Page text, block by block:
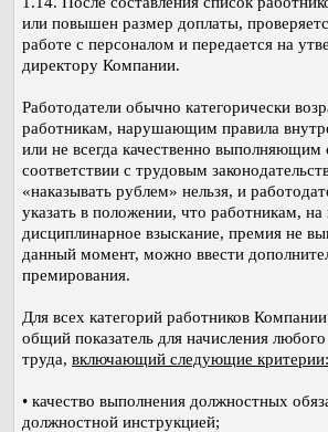
или повышен размер доплаты,
работе с персоналом и передается на
директору Компании.
Работодатели обычно категорически
работникам, нарушающим правила
или не всегда качественно выполняющим
соответствии с трудовым
«наказывать рублем» нельзя, и
указать в положении, что работникам,
дисциплинарное взыскание, премия не
данный момент, можно ввести
премирования.
Для всех категорий работников
общий показатель для начисления
труда, включающий следующие критерии:
• качество выполнения должностных
должностной инструкцией;